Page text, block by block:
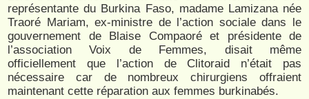
représentante du Burkina Faso, madame Lamizana née
Traoré Mariam, ex-ministre de l’action sociale dans le
gouvernement de Blaise Compaoré et présidente de
l’association Voix de Femmes, disait même
officiellement que l’action de Clitoraid n’était pas
nécessaire car de nombreux chirurgiens offraient
maintenant cette réparation aux femmes burkinabés.